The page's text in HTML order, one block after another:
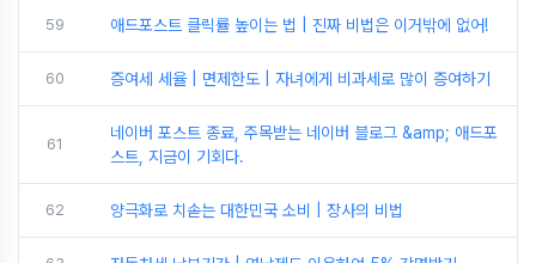
59 애드포스트 클릭률 높이는 법 | 진짜 비법은 이거밖에 없어!
60 증여세 세율 | 면제한도 | 자녀에게 비과세로 많이 증여하기
61
네이버 포스트 종료, 주목받는 네이버 블로그 &amp; 애드포
스트, 지금이 기회다.
62 양극화로 치솓는 대한민국 소비 | 장사의 비법